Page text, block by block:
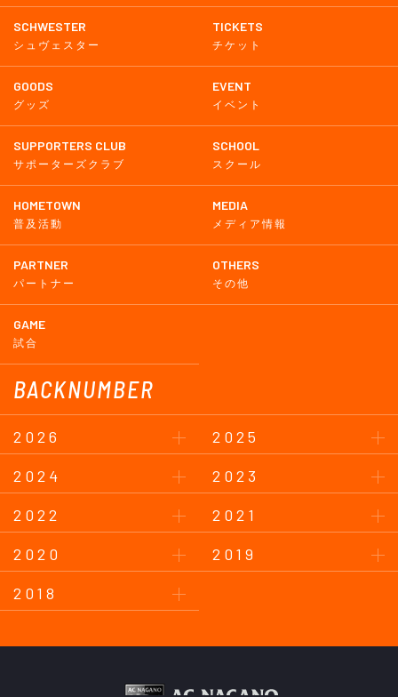
SCHWESTER
シュヴェスター
TICKETS
チケット
GOODS
グッズ
EVENT
イベント
SUPPORTERS CLUB
サポーターズクラブ
SCHOOL
スクール
HOMETOWN
普及活動
MEDIA
メディア情報
PARTNER
パートナー
OTHERS
その他
GAME
試合
BACKNUMBER
2026
2025
2024
2023
2022
2021
2020
2019
2018